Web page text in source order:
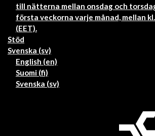
till nätterna mellan onsdag och
första veckorna varje månad, mellan
(EET).
Stöd
Svenska ‎(sv)‎
English ‎(en)‎
Suomi ‎(fi)‎
Svenska ‎(sv)‎